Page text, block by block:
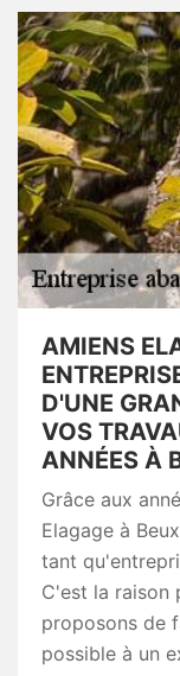
AMIENS
D'UNE
VOS
ANNÉES À
Grâce aux
Elagage à
tant
C'est la raison
proposons de
possible à un